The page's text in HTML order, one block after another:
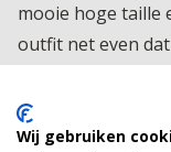
mooie hoge taille
outfit net even
Product
Wij gebruiken